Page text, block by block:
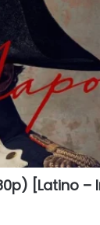
[Latino –